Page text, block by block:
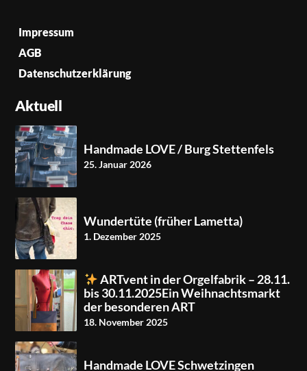
Impressum
AGB
Datenschutzerklärung
Aktuell
Handmade LOVE / Burg Stettenfels
25. Januar 2026
Wundertüte (früher Lametta)
1. Dezember 2025
ARTvent in der Orgelfabrik – 28.11.
bis 30.11.2025Ein Weihnachtsmarkt
der besonderen ART
18. November 2025
Handmade LOVE Schwetzingen